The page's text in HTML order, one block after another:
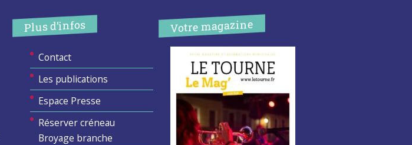
Plus d’infos
Contact
Les publications
Espace Presse
Réserver créneau
Broyage branche
Votre magazine